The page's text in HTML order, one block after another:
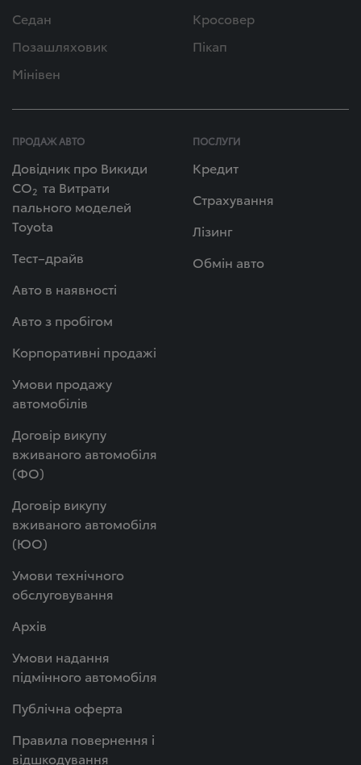
Седан
Кросовер
Позашляховик
Пікап
Мінівен
ПРОДАЖ АВТО
Довідник про Викиди
СО2 та Витрати
пального моделей
Toyota
Тест–драйв
Авто в наявності
Авто з пробігом
Корпоративні продажі
Умови продажу
автомобілів
Договір викупу
вживаного автомобіля
(ФО)
Договір викупу
вживаного автомобіля
(ЮО)
Умови технічного
обслуговування
Архів
Умови надання
підмінного автомобіля
Публічна оферта
Правила повернення і
відшкодування
ПОСЛУГИ
Кредит
Страхування
Лізинг
Обмін авто